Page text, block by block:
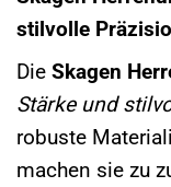
stilvolle
Die Skagen
Stärke und
robuste
machen sie zu